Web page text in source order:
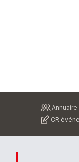
CR